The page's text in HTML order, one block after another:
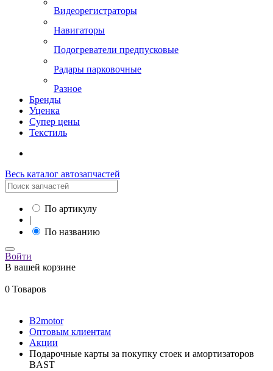
Видеорегистраторы
Навигаторы
Подогреватели предпусковые
Радары парковочные
Разное
Бренды
Уценка
Супер цены
Текстиль
Весь каталог автозапчастей
По артикулу
|
По названию
Войти
В вашей корзине
0 Товаров
B2motor
Оптовым клиентам
Акции
Подарочные карты за покупку стоек и амортизаторов
BAST